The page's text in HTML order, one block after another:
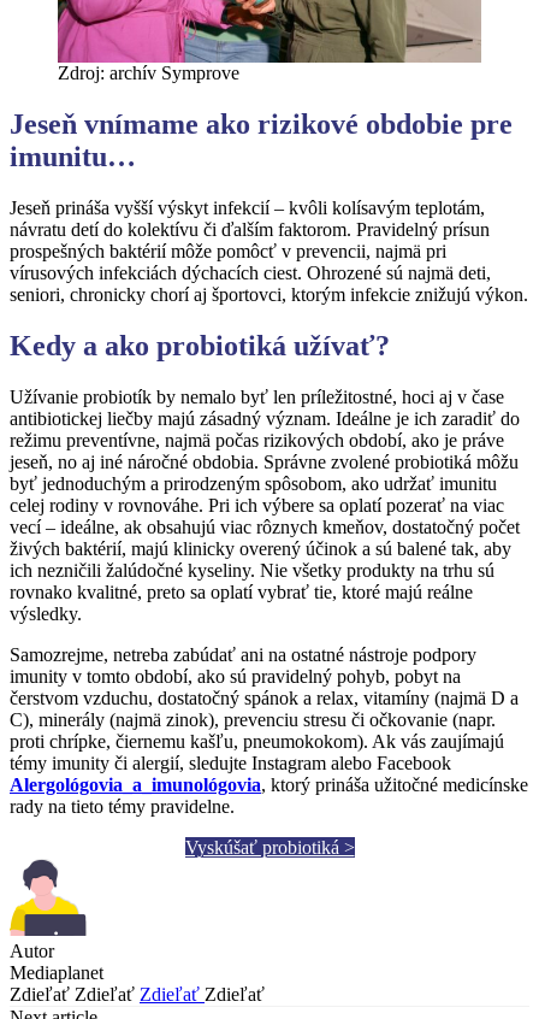
Zdroj: archív Symprove
Jeseň vnímame ako rizikové obdobie pre
imunitu…
Jeseň prináša vyšší výskyt infekcií – kvôli kolísavým teplotám,
návratu detí do kolektívu či ďalším faktorom. Pravidelný prísun
prospešných baktérií môže pomôcť v prevencii, najmä pri
vírusových infekciách dýchacích ciest. Ohrozené sú najmä deti,
seniori, chronicky chorí aj športovci, ktorým infekcie znižujú výkon.
Kedy a ako probiotiká užívať?
Užívanie probiotík by nemalo byť len príležitostné, hoci aj v čase
antibiotickej liečby majú zásadný význam. Ideálne je ich zaradiť do
režimu preventívne, najmä počas rizikových období, ako je práve
jeseň, no aj iné náročné obdobia. Správne zvolené probiotiká môžu
byť jednoduchým a prirodzeným spôsobom, ako udržať imunitu
celej rodiny v rovnováhe. Pri ich výbere sa oplatí pozerať na viac
vecí – ideálne, ak obsahujú viac rôznych kmeňov, dostatočný počet
živých baktérií, majú klinicky overený účinok a sú balené tak, aby
ich nezničili žalúdočné kyseliny. Nie všetky produkty na trhu sú
rovnako kvalitné, preto sa oplatí vybrať tie, ktoré majú reálne
výsledky.
Samozrejme, netreba zabúdať ani na ostatné nástroje podpory
imunity v tomto období, ako sú pravidelný pohyb, pobyt na
čerstvom vzduchu, dostatočný spánok a relax, vitamíny (najmä D a
C), minerály (najmä zinok), prevenciu stresu či očkovanie (napr.
proti chrípke, čiernemu kašľu, pneumokokom). Ak vás zaujímajú
témy imunity či alergií, sledujte Instagram alebo Facebook
Alergológovia_a_imunológovia, ktorý prináša užitočné medicínske
rady na tieto témy pravidelne.
Vyskúšať probiotiká >
Autor
Mediaplanet
Zdieľať Zdieľať Zdieľať Zdieľať